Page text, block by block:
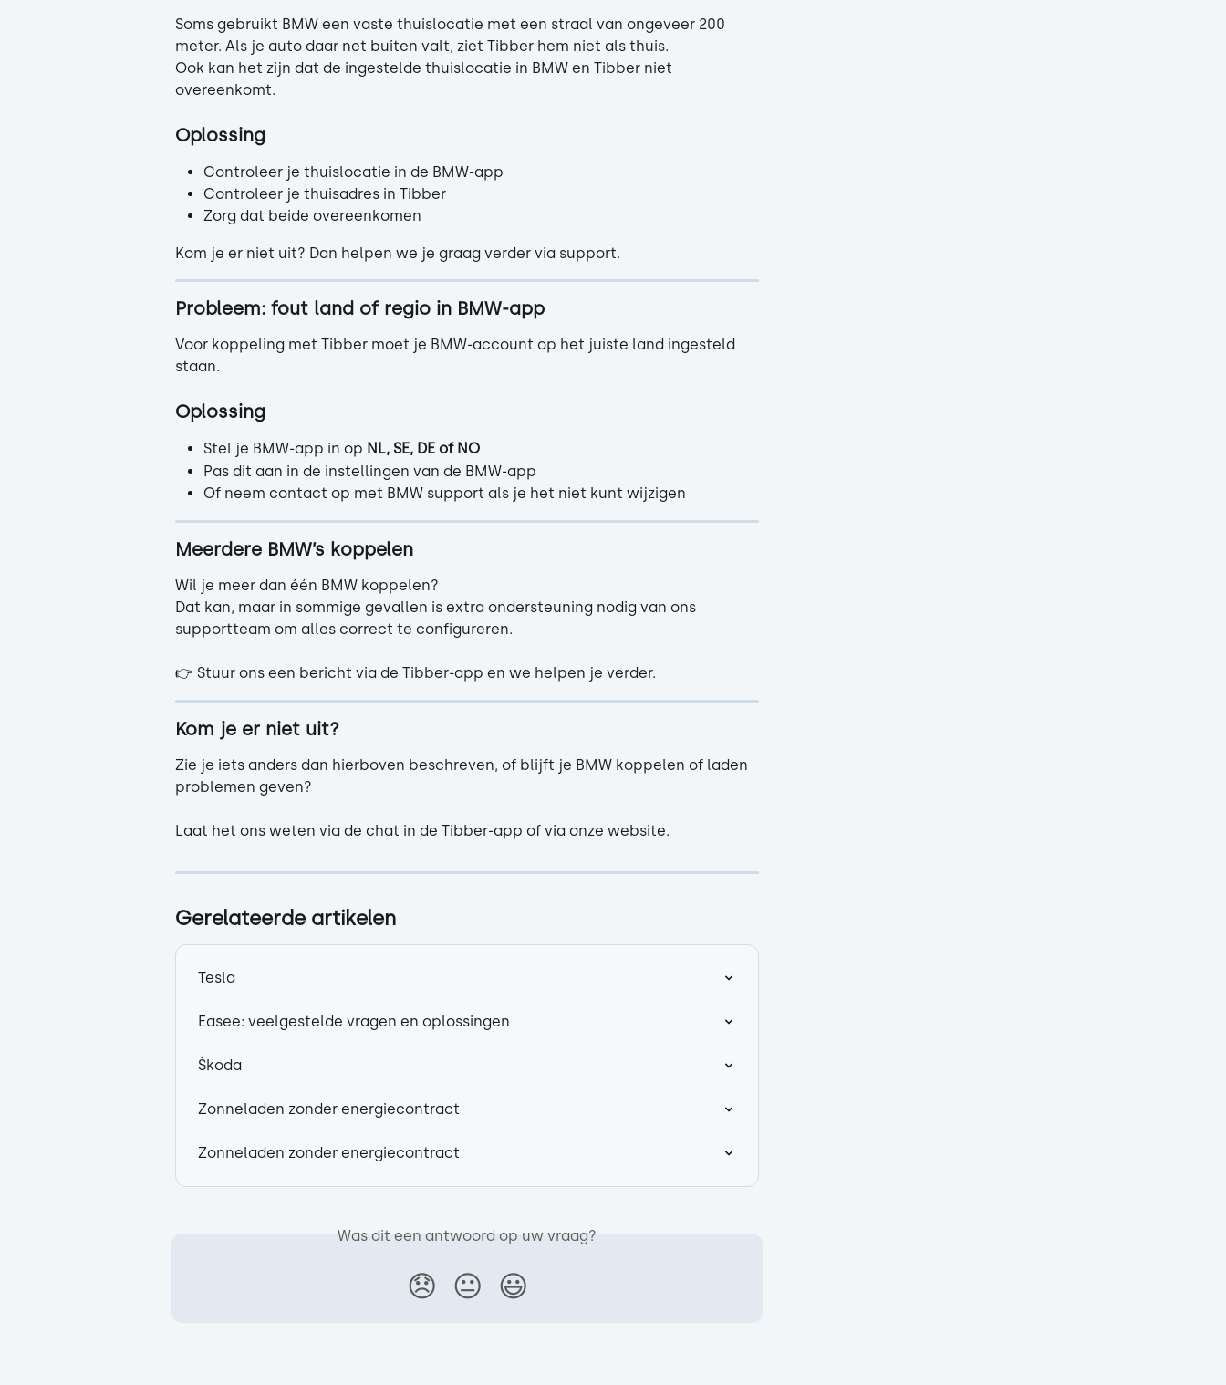
Soms gebruikt BMW een vaste thuislocatie met een straal van ongeveer 200
meter. Als je auto daar net buiten valt, ziet Tibber hem niet als thuis.
Ook kan het zijn dat de ingestelde thuislocatie in BMW en Tibber niet
overeenkomt.
Oplossing
Controleer je thuislocatie in de BMW-app
Controleer je thuisadres in Tibber
Zorg dat beide overeenkomen
Kom je er niet uit? Dan helpen we je graag verder via support.
Probleem: fout land of regio in BMW-app
Voor koppeling met Tibber moet je BMW-account op het juiste land ingesteld
staan.
Oplossing
Stel je BMW-app in op NL, SE, DE of NO
Pas dit aan in de instellingen van de BMW-app
Of neem contact op met BMW support als je het niet kunt wijzigen
Meerdere BMW’s koppelen
Wil je meer dan één BMW koppelen?
Dat kan, maar in sommige gevallen is extra ondersteuning nodig van ons
supportteam om alles correct te configureren.
👉 Stuur ons een bericht via de Tibber-app en we helpen je verder.
Kom je er niet uit?
Zie je iets anders dan hierboven beschreven, of blijft je BMW koppelen of laden
problemen geven?
Laat het ons weten via de chat in de Tibber-app of via onze website.
Gerelateerde artikelen
Tesla
Easee: veelgestelde vragen en oplossingen
Škoda
Zonneladen zonder energiecontract
Zonneladen zonder energiecontract
Was dit een antwoord op uw vraag?
😞 😐 😃